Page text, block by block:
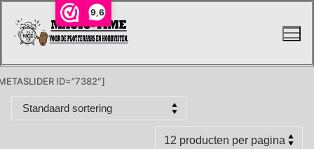
9,6
naar
ID=”7382″]